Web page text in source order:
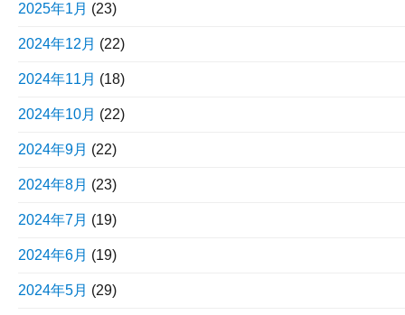
2025年1月 (23)
2024年12月 (22)
2024年11月 (18)
2024年10月 (22)
2024年9月 (22)
2024年8月 (23)
2024年7月 (19)
2024年6月 (19)
2024年5月 (29)